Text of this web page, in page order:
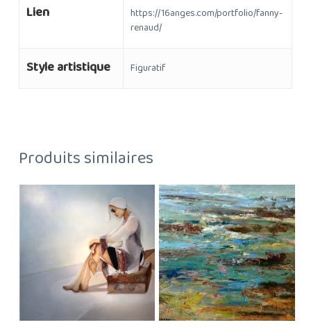
Lien
https://16anges.com/portfolio/fanny-
renaud/
Style artistique Figuratif
Produits similaires